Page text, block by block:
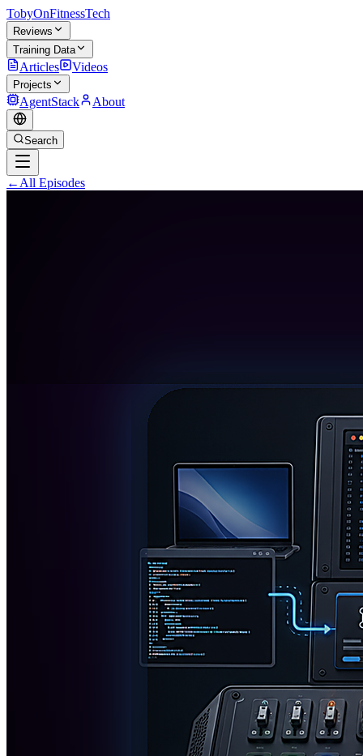
TobyOnFitnessTech
Reviews
Training Data
Articles Videos
Projects
AgentStack About
Search
← All Episodes